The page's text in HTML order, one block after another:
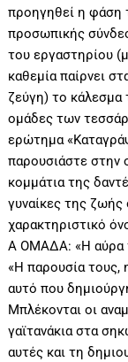
προηγηθεί η φάση
προσωπικής
του εργαστηρίου
καθεμία παίρνει
ζεύγη) το
ομάδες των
ερώτημα
παρουσιάστε στην
κομμάτια της
γυναίκες της ζωής
χαρακτηριστικό
Α ΟΜΑΔΑ: «Η αύρα
«Η παρουσία τους,
αυτό που
Μπλέκονται οι
γαϊτανάκια στα
αυτές και τη